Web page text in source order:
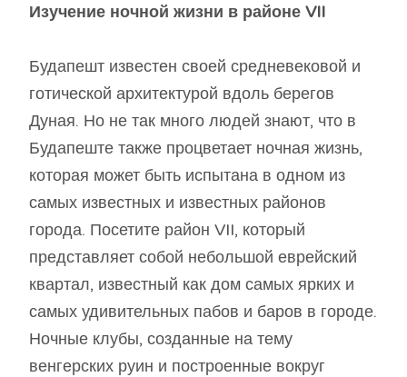
Изучение ночной жизни в районе VII
Будапешт известен своей средневековой и
готической архитектурой вдоль берегов
Дуная. Но не так много людей знают, что в
Будапеште также процветает ночная жизнь,
которая может быть испытана в одном из
самых известных и известных районов
города. Посетите район VII, который
представляет собой небольшой еврейский
квартал, известный как дом самых ярких и
самых удивительных пабов и баров в городе.
Ночные клубы, созданные на тему
венгерских руин и построенные вокруг